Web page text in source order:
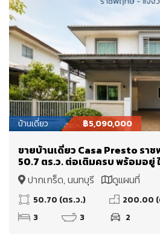
บ้านเดี่ยว ฿5,090,000
ขายบ้านเดี่ยว Casa Presto รา
50.7 ตร.ว. ต่อเติมครบ พร้อมอยู่
Westgate และโรงเรียนนานาชาติ
ล้านบาท
ปากเกร็ด, นนทบุรี ดูแผนที่
50.70 (ตร.ว.)
200.00
3
3 2